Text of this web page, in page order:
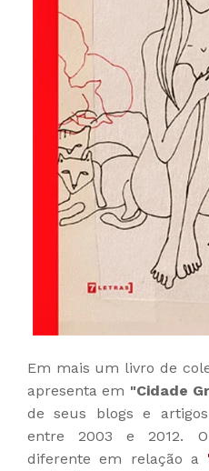
Em mais um livro de
apresenta em "Cidade
de seus blogs e
entre 2003 e 2012.
diferente em relação a